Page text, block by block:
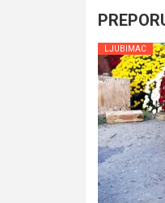
LJUBIMAC